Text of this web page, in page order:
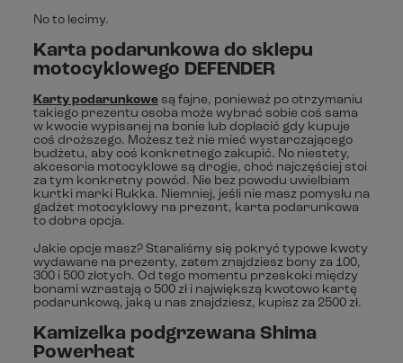
No to lecimy.
Karta podarunkowa do sklepu
motocyklowego DEFENDER
Karty podarunkowesą fajne, ponieważ po otrzymaniu
takiego prezentu osoba może wybrać sobie coś sama
w kwocie wypisanej na bonie lub dopłacić gdy kupuje
coś droższego. Możesz też nie mieć wystarczającego
budżetu, aby coś konkretnego zakupić. No niestety,
akcesoria motocyklowe są drogie, choć najczęściej stoi
za tym konkretny powód. Nie bez powodu uwielbiam
kurtki marki Rukka. Niemniej, jeśli nie masz pomysłu na
gadżet motocyklowy na prezent, karta podarunkowa
to dobra opcja.
Jakie opcje masz? Staraliśmy się pokryć typowe kwoty
wydawane na prezenty, zatem znajdziesz bony za 100,
300 i 500 złotych. Od tego momentu przeskoki między
bonami wzrastają o 500 zł i największą kwotowo kartę
podarunkową, jaką u nas znajdziesz, kupisz za 2500 zł.
Kamizelka podgrzewana Shima
Powerheat